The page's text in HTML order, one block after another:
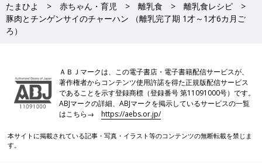
●食材は皮をむく、へた・すじを取り除く、種やわた・芯・骨を
取り除くなどの下ごしらえが済んだものを使用しています。
●1回の食事で食べさせる初めての食材は1種類とし、食物アレル
離乳食の「時期・食材別大きさの目安」はこち
ら！
いつから？進め方は？初期から完了期まで 食
たまひよ 赤ちゃん・育児 離乳食
離乳食レシピ
豚肉とチンゲンサイのチャーハン （離乳完了期 1才～1才6カ月ご
ろ）
ＡＢＪマークは、この電子書店・電子書籍配信サービスが、
著作権者からコンテンツ使用許諾を得た正規版配信サービス
であることを示す登録商標（登録番号 第11091000号）です。
ABJマークの詳細、ABJマークを掲示しているサービスの一覧
はこちら→https://aebs.or.jp/
本サイトに掲載されている記事・写真・イラスト等のコンテンツの無断転載を禁じま
す。